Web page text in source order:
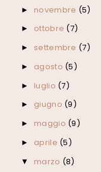
► novembre (5)
► ottobre (7)
► settembre (7)
► agosto (5)
► luglio (7)
► giugno (9)
► maggio (9)
► aprile (5)
▼ marzo (8)